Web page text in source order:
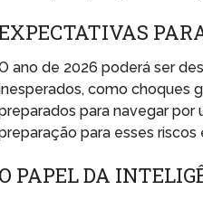
ano de 2026 poderá ser
como choques
para navegar por
para esses
O PAPEL DA